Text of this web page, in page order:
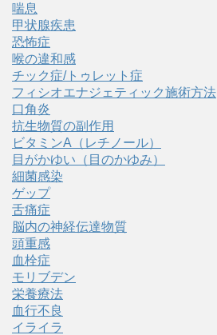
喘息
甲状腺疾患
恐怖症
喉の違和感
チック症/トゥレット症
フィシオエナジェティック施術方法
口角炎
抗生物質の副作用
ビタミンA（レチノール）
目がかゆい（目のかゆみ）
細菌感染
ゲップ
舌痛症
脳内の神経伝達物質
頭重感
血栓症
モリブデン
栄養療法
血行不良
イライラ